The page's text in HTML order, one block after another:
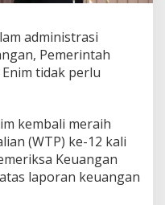
administrasi
Pemerintah
tidak perlu
kembali meraih
(WTP) ke-12 kali
Keuangan
laporan keuangan